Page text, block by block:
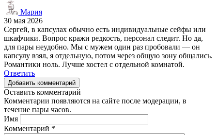
Мария
30 мая 2026
Сергей, в капсулах обычно есть индивидуальные сейфы или
шкафчики. Вопрос кражи редкость, персонал следит. Но да,
для пары неудобно. Мы с мужем один раз пробовали — он
капсулу взял, я отдельную, потом через общую зону общались.
Романтики ноль. Лучше хостел с отдельной комнатой.
Ответить
Добавить комментарий
Оставить комментарий
Комментарии появляются на сайте после модерации, в
течение пары часов.
Имя
Комментарий *